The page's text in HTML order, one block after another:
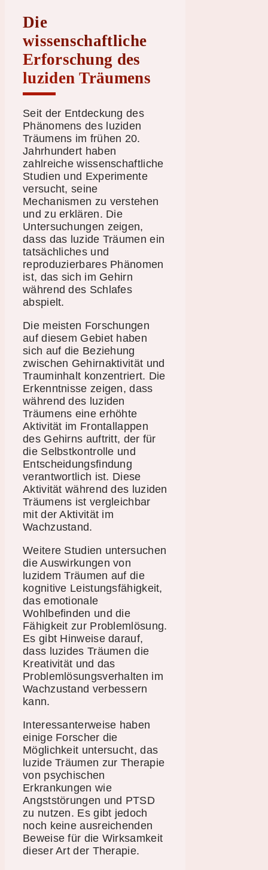
Die
wissenschaftliche
Erforschung des
luziden Träumens
Seit der Entdeckung des
Phänomens des luziden
Träumens im frühen 20.
Jahrhundert haben
zahlreiche wissenschaftliche
Studien und Experimente
versucht, seine
Mechanismen zu verstehen
und zu erklären. Die
Untersuchungen zeigen,
dass das luzide Träumen ein
tatsächliches und
reproduzierbares Phänomen
ist, das sich im Gehirn
während des Schlafes
abspielt.
Die meisten Forschungen
auf diesem Gebiet haben
sich auf die Beziehung
zwischen Gehirnaktivität und
Trauminhalt konzentriert. Die
Erkenntnisse zeigen, dass
während des luziden
Träumens eine erhöhte
Aktivität im Frontallappen
des Gehirns auftritt, der für
die Selbstkontrolle und
Entscheidungsfindung
verantwortlich ist. Diese
Aktivität während des luziden
Träumens ist vergleichbar
mit der Aktivität im
Wachzustand.
Weitere Studien untersuchen
die Auswirkungen von
luzidem Träumen auf die
kognitive Leistungsfähigkeit,
das emotionale
Wohlbefinden und die
Fähigkeit zur Problemlösung.
Es gibt Hinweise darauf,
dass luzides Träumen die
Kreativität und das
Problemlösungsverhalten im
Wachzustand verbessern
kann.
Interessanterweise haben
einige Forscher die
Möglichkeit untersucht, das
luzide Träumen zur Therapie
von psychischen
Erkrankungen wie
Angststörungen und PTSD
zu nutzen. Es gibt jedoch
noch keine ausreichenden
Beweise für die Wirksamkeit
dieser Art der Therapie.